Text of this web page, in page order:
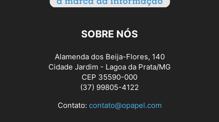
SOBRE NÓS
Alamenda dos Beija-Flores, 140
Cidade Jardim - Lagoa da Prata/MG
CEP 35590-000
(37) 99805-4122
Contato: contato@opapel.com